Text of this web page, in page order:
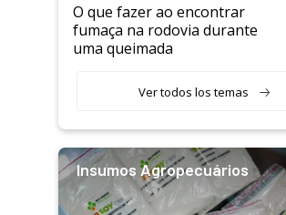
O que fazer ao encontrar
fumaça na rodovia durante
uma queimada
Ver todos los temas
Insumos Agropecuários